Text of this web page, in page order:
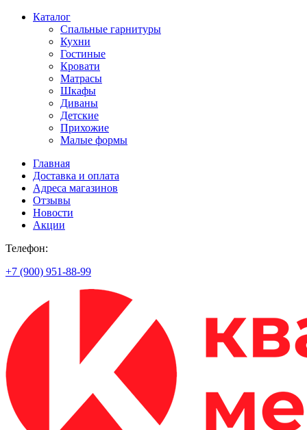
Каталог
Спальные гарнитуры
Кухни
Гостиные
Кровати
Матрасы
Шкафы
Диваны
Детские
Прихожие
Малые формы
Главная
Доставка и оплата
Адреса магазинов
Отзывы
Новости
Акции
Телефон:
+7 (900) 951-88-99